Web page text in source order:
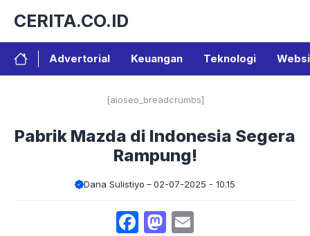
isi
CERITA.CO.ID
Advertorial Keuangan Teknologi
[aioseo_breadcrumbs]
Pabrik Mazda di Indonesia Segera
Rampung!
Dana Sulistiyo 02-07-2025 - 10.15
Facebook
Mastodon